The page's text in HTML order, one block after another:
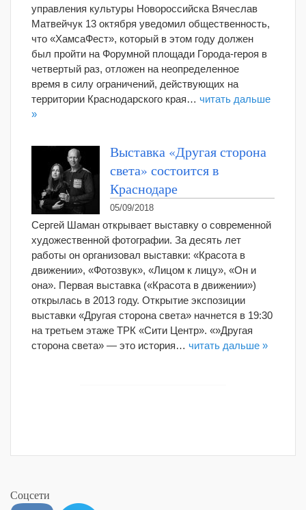
управления культуры Новороссийска Вячеслав
Матвейчук 13 октября уведомил общественность,
что «ХамсаФест», который в этом году должен
был пройти на Форумной площади Города-героя в
четвертый раз, отложен на неопределенное
время в силу ограничений, действующих на
территории Краснодарского края… читать дальше
»
Выставка «Другая сторона
света» состоится в
Краснодаре
05/09/2018
Сергей Шаман открывает выставку о современной
художественной фотографии. За десять лет
работы он организовал выставки: «Красота в
движении», «Фотозвук», «Лицом к лицу», «Он и
она». Первая выставка («Красота в движении»)
открылась в 2013 году. Открытие экспозиции
выставки «Другая сторона света» начнется в 19:30
на третьем этаже ТРК «Сити Центр». «»Другая
сторона света» — это история… читать дальше »
Соцсети